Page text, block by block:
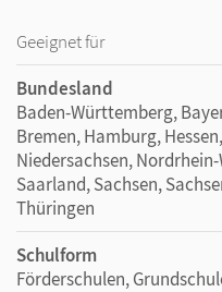
Geeignet für
Bundesland
Baden-Württemberg,
Bremen, Hamburg,
Niedersachsen,
Saarland, Sachsen,
Thüringen
Schulform
Förderschulen,